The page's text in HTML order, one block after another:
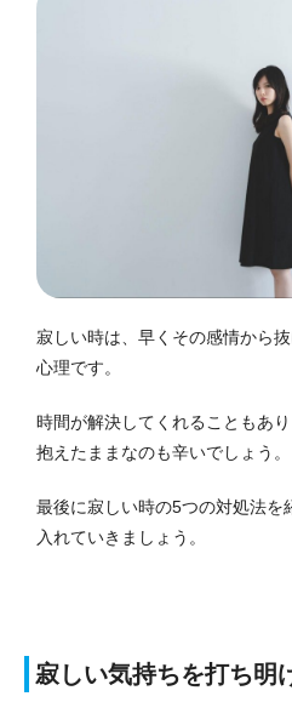
寂しい時は、早くその感情から
心理です。
時間が解決してくれることもあ
抱えたままなのも辛いでしょう。
最後に寂しい時の5つの対処法を
入れていきましょう。
寂しい気持ちを打ち明